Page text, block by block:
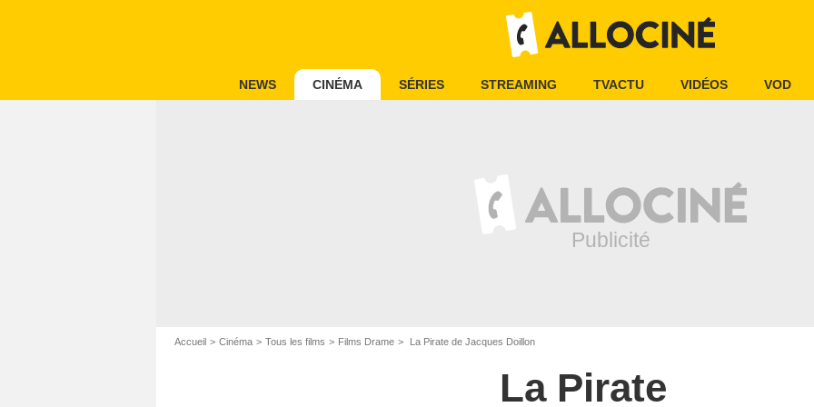
NEWS CINÉMA SÉRIES STREAMING TVACTU VIDÉOS VOD
Accueil Cinéma Tous les films Films Drame La Pirate de Jacques Doillon
La Pirate